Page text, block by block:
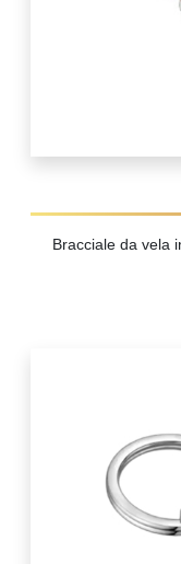
Bracciale da vela